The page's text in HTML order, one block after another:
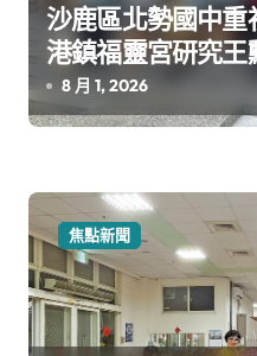
沙鹿區北勢國中重視
港鎮福靈宮研究王
8 月 1, 2026
焦點新聞